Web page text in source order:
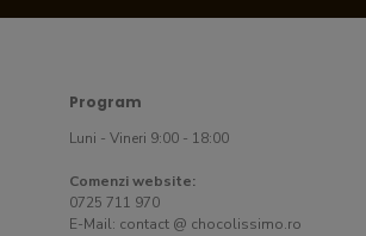
Program
Luni - Vineri 9:00 - 18:00
Comenzi website:
0725 711 970
E-Mail: contact @ chocolissimo.ro